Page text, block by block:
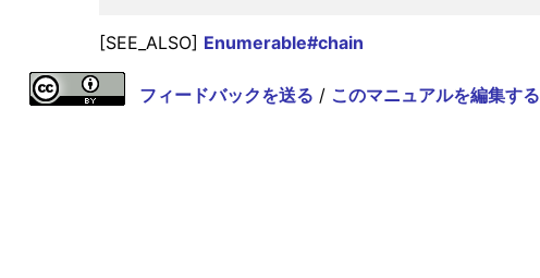
[SEE_ALSO] Enumerable#chain
フィードバックを送る / このマニュアルを編集する